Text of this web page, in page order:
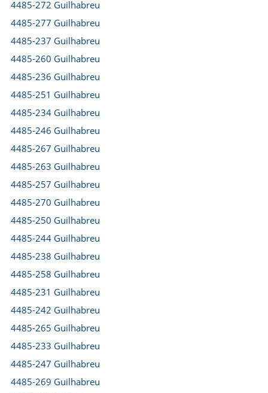
4485-272 Guilhabreu
4485-277 Guilhabreu
4485-237 Guilhabreu
4485-260 Guilhabreu
4485-236 Guilhabreu
4485-251 Guilhabreu
4485-234 Guilhabreu
4485-246 Guilhabreu
4485-267 Guilhabreu
4485-263 Guilhabreu
4485-257 Guilhabreu
4485-270 Guilhabreu
4485-250 Guilhabreu
4485-244 Guilhabreu
4485-238 Guilhabreu
4485-258 Guilhabreu
4485-231 Guilhabreu
4485-242 Guilhabreu
4485-265 Guilhabreu
4485-233 Guilhabreu
4485-247 Guilhabreu
4485-269 Guilhabreu